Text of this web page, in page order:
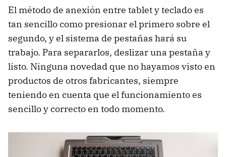
El método de anexión entre tablet y teclado es
tan sencillo como presionar el primero sobre el
segundo, y el sistema de pestañas hará su
trabajo. Para separarlos, deslizar una pestaña y
listo. Ninguna novedad que no hayamos visto en
productos de otros fabricantes, siempre
teniendo en cuenta que el funcionamiento es
sencillo y correcto en todo momento.